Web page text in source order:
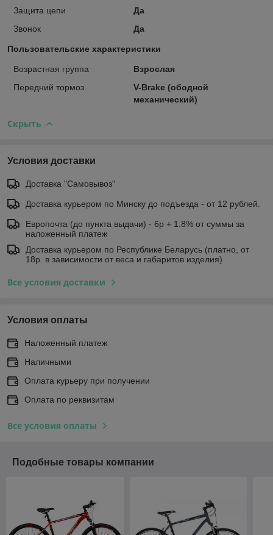
Защита цепи
Да
Звонок
Да
Пользовательские характеристики
Возрастная группа
Взрослая
Передний тормоз
V-Brake (ободной
механический)
Скрыть
Условия доставки
Доставка "Самовывоз"
Доставка курьером по Минску до подъезда - от 12 рублей.
Европочта (до пункта выдачи) - 6р + 1.8% от суммы за
наложенный платеж
Доставка курьером по Республике Беларусь (платно, от
18р. в зависимости от веса и габаритов изделия)
Все условия доставки
Условия оплаты
Наложенный платеж
Наличными
Оплата курьеру при получении
Оплата по реквизитам
Все условия оплаты
Подобные товары компании